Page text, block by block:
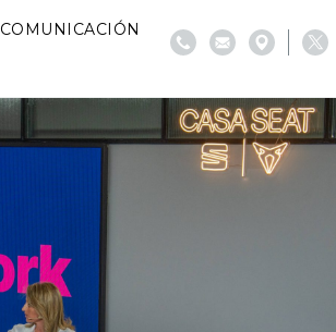
COMUNICACIÓN